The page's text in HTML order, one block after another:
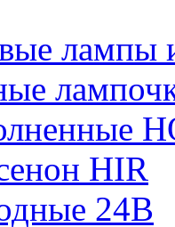
лампы
HIR
24B